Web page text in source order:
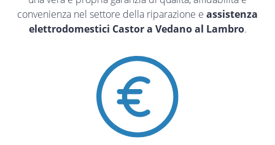
convenienza nel settore della riparazione e assistenza
elettrodomestici Castor a Vedano al Lambro.